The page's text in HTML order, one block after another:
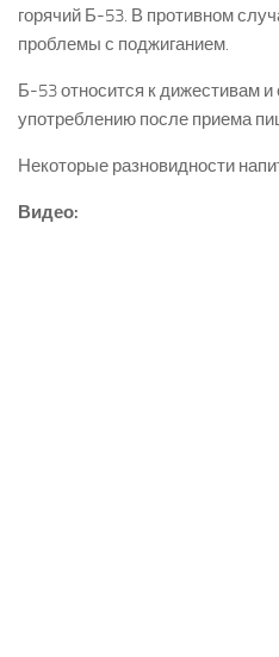
горячий Б-53. В противном
проблемы с поджиганием.
Б-53 относится к дижестивам
употреблению после приема
Некоторые разновидности
Видео: